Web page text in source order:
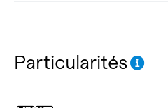
Particularités